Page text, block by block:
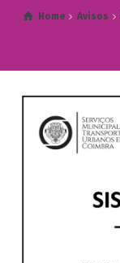
Home Avisos